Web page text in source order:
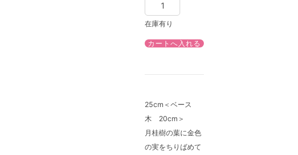
在庫有り
25cm＜ベース
木 20cm＞
月桂樹の葉に金色
の実をちりばめて